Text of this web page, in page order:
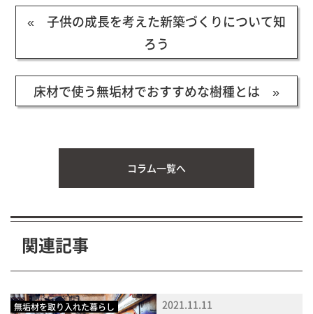
« 子供の成長を考えた新築づくりについて知
ろう
床材で使う無垢材でおすすめな樹種とは »
コラム一覧へ
関連記事
無垢材を取り入れた暮らし
2021.11.11